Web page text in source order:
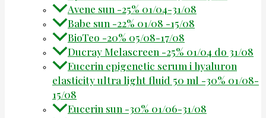
Avene sun -25% 01/04-31/08
Babe sun -22% 01/08 -15/08
BioTeo -20% 05/08-17/08
Ducray Melascreen -25% 01/04 do 31/08
Eucerin epigenetic serum i hyaluron
elasticity ultra light fluid 50 ml -30% 01/08-
15/08
Eucerin sun -30% 01/06-31/08